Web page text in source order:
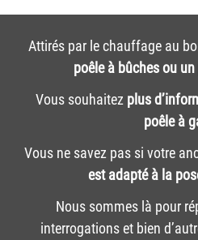
Attirés par le chauffage au
poêle à bûches ou
Vous souhaitez plus
poêle à
Vous ne savez pas si votre
est adapté à la
Nous sommes là pour
interrogations et bien